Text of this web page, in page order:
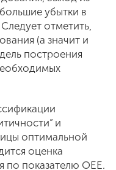
убытки в
отметить,
(а значит и
построения
и
оптимальной
оценка
по показателю OEE.